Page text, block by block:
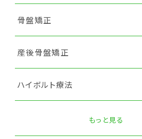
骨盤矯正
産後骨盤矯正
ハイボルト療法
もっと見る